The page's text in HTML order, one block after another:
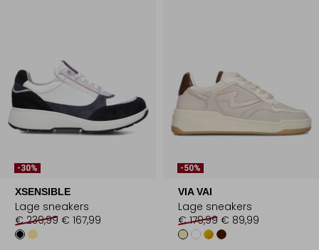
-30%
XSENSIBLE
Lage sneakers
€ 239,99 € 167,99
-50%
VIA VAI
Lage sneakers
€ 179,99 € 89,99